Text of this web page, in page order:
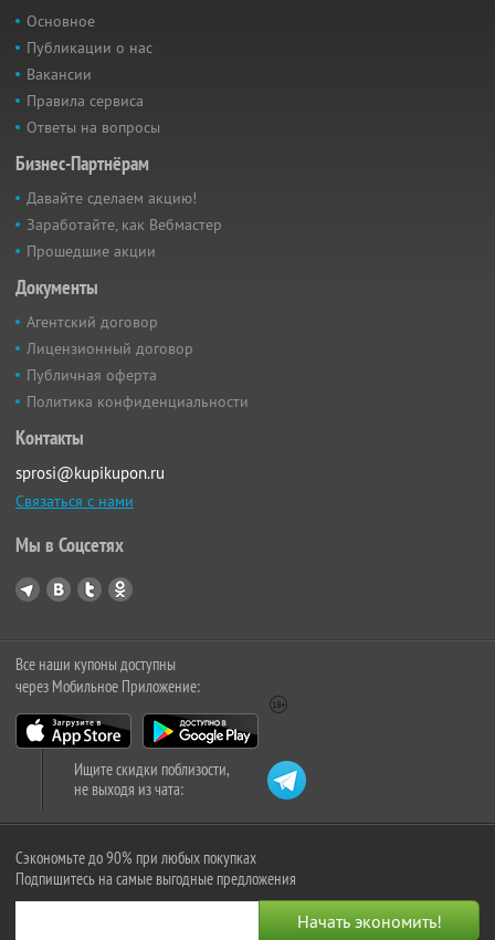
Основное
Публикации о нас
Вакансии
Правила сервиса
Ответы на вопросы
Бизнес-Партнёрам
Давайте сделаем акцию!
Заработайте, как Вебмастер
Прошедшие акции
Документы
Агентский договор
Лицензионный договор
Публичная оферта
Политика конфиденциальности
Контакты
sprosi@kupikupon.ru
Связаться с нами
Мы в Соцсетях
Все наши купоны доступны
через Мобильное Приложение:
Ищите скидки поблизости,
не выходя из чата:
Сэкономьте до 90% при любых покупках
Подпишитесь на самые выгодные предложения